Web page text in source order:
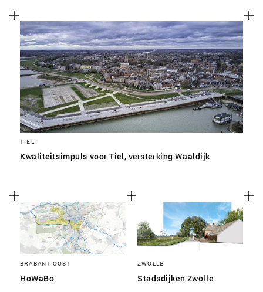
TIEL
Kwaliteitsimpuls voor Tiel, versterking Waaldijk
BRABANT-OOST
HoWaBo
ZWOLLE
Stadsdijken Zwolle